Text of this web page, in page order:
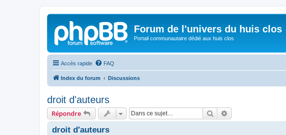
Forum de l'univers du huis clos
Portail communautaire dédié aux huis clos
Accès rapide FAQ
Index du forum Discussions
droit d'auteurs
Répondre Rechercher
droit d'auteurs